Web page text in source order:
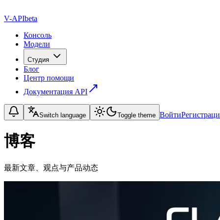
V-APIbeta
Консоль
Модели
Студия
Блог
Центр помощи
Документация API
Switch language Toggle theme Войти
博客
最新文章、观点与产品动态